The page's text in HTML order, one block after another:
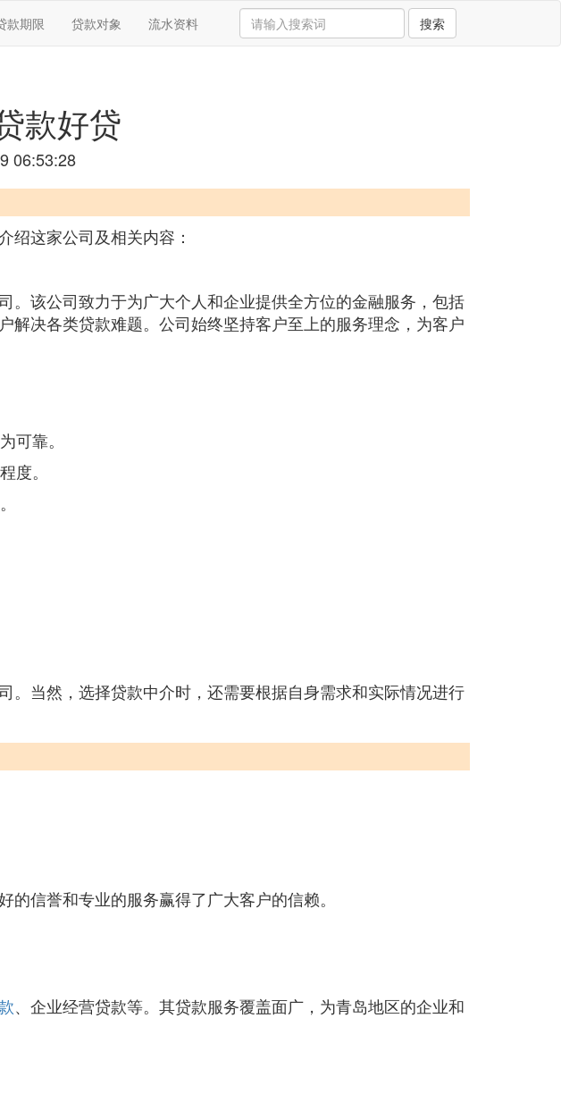
款期限 贷款对象 流水资料 搜索
款好贷
06:53:28
绍这家公司及相关内容：
该公司致力于为广大个人和企业提供全方位的金融服务，包括
决各类贷款难题。公司始终坚持客户至上的服务理念，为客户
可靠。
度。
当然，选择贷款中介时，还需要根据自身需求和实际情况进行
信誉和专业的服务赢得了广大客户的信赖。
、企业经营贷款等。其贷款服务覆盖面广，为青岛地区的企业和